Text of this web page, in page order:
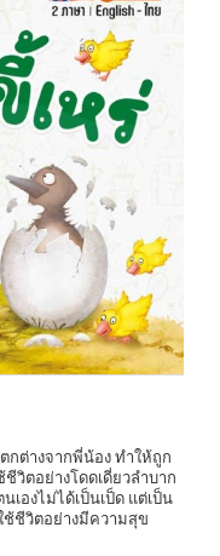
กต่างจากพี่น้อง ทำให้ถูก
วิตอย่างโดดเดี่ยวลำบาก
องไม่ได้เป็นเป็ด แต่เป็น
ช้ชีวิตอย่างมีความสุข